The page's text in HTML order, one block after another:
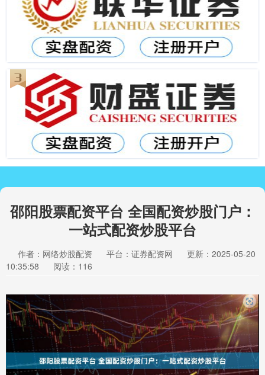
邵阳股票配资平台 全国配资炒股门户：
一站式配资炒股平台
作者：网络炒股配资 平台：证券配资网
更新：2025-05-20
10:35:58
阅读：116